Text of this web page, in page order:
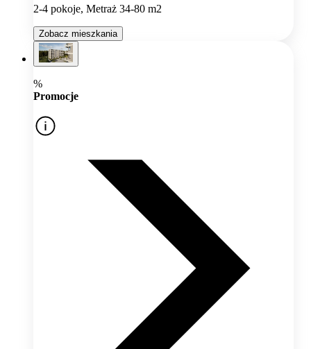
2-4 pokoje, Metraż 34-80 m2
Zobacz mieszkania
%
Promocje